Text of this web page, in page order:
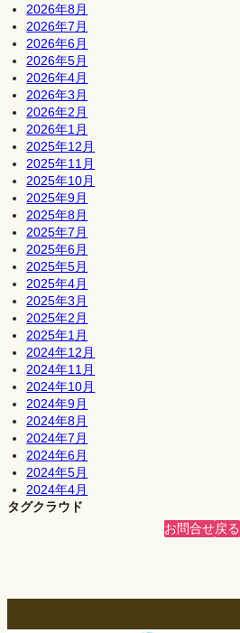
2026年8月
2026年7月
2026年6月
2026年5月
2026年4月
2026年3月
2026年2月
2026年1月
2025年12月
2025年11月
2025年10月
2025年9月
2025年8月
2025年7月
2025年6月
2025年5月
2025年4月
2025年3月
2025年2月
2025年1月
2024年12月
2024年11月
2024年10月
2024年9月
2024年8月
2024年7月
2024年6月
2024年5月
2024年4月
タグクラウド
お問合せ戻る